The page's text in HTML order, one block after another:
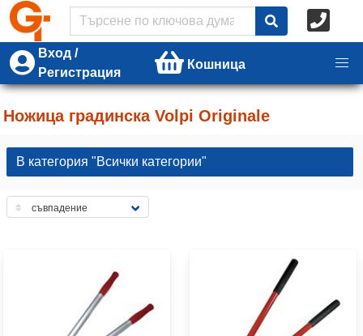
Вход /
Регистрация
Кошница
Ножица градинска Volpi Originale
В категория "Всички категории"